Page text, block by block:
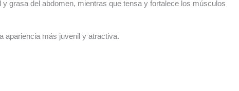
grasa del abdomen, mientras que tensa y fortalece los músculos
apariencia más juvenil y atractiva.